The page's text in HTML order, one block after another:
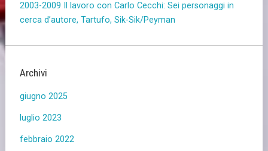
2003-2009 Il lavoro con Carlo Cecchi: Sei personaggi in
cerca d’autore, Tartufo, Sik-Sik/Peyman
Archivi
giugno 2025
luglio 2023
febbraio 2022